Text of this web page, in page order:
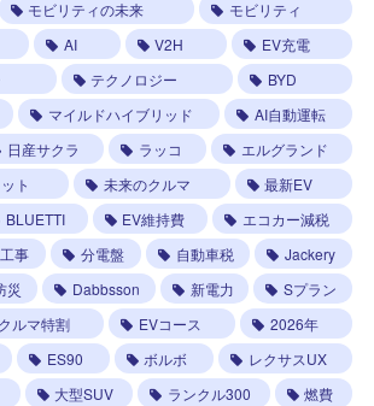
モビリティの未来
モビリティ
AI V2H
EV充電
テクノロジー
BYD
マイルドハイブリッド
AI自動運転
日産サクラ ラッコ
エルグランド
ト
未来のクルマ
最新EV
BLUETTI EV維持費
エコカー減税
事 分電盤 自動車税
Jackery
災 Dabbsson 新電力
Sプラン
クルマ特割 EVコース
2026年
ES90 ボルボ
レクサスUX
大型SUV ランクル300
燃費